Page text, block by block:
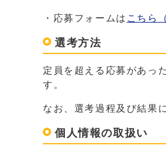
・応募フォームは こちら
選考方法
定員を超える応募があっ
す。
なお、選考過程及び結果
個人情報の取扱い